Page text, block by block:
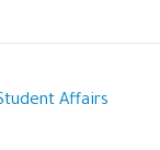
Affairs